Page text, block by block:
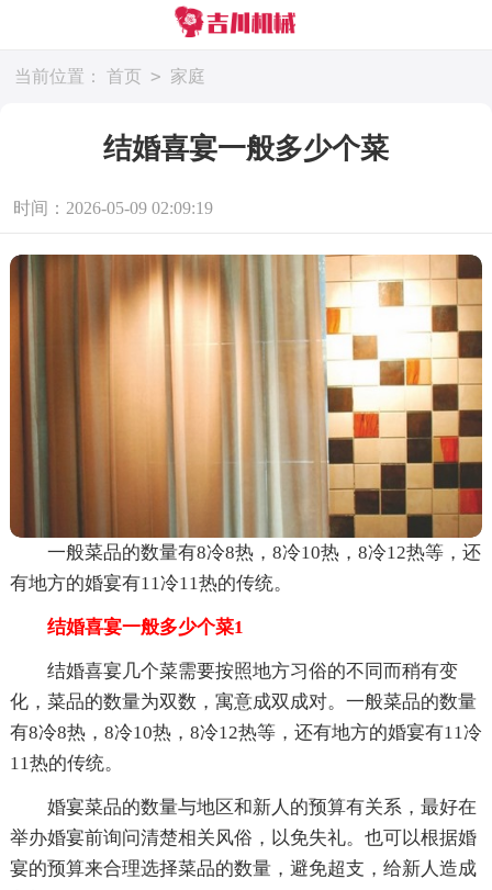
当前位置： 首页 > 家庭
结婚喜宴一般多少个菜
时间：2026-05-09 02:09:19
一般菜品的数量有8冷8热，8冷10热，8冷12热等，还
有地方的婚宴有11冷11热的传统。
结婚喜宴一般多少个菜1
结婚喜宴几个菜需要按照地方习俗的不同而稍有变
化，菜品的数量为双数，寓意成双成对。一般菜品的数量
有8冷8热，8冷10热，8冷12热等，还有地方的婚宴有11冷
11热的传统。
婚宴菜品的数量与地区和新人的预算有关系，最好在
举办婚宴前询问清楚相关风俗，以免失礼。也可以根据婚
宴的预算来合理选择菜品的数量，避免超支，给新人造成